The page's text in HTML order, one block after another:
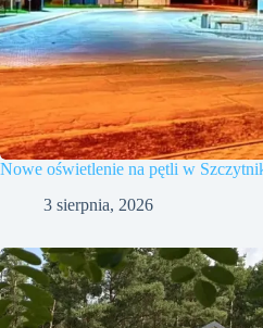
Nowe oświetlenie na pętli w
3 sierpnia, 2026